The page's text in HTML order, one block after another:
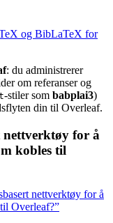
og BibLaTeX for
: du administrerer
om referanser og
-stiler som babplai3)
din til Overleaf.
nettverktøy for å
kobles til
nettverktøy for å
Overleaf?”